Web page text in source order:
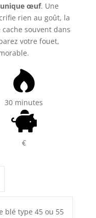
œuf. Une
rien au goût, la
souvent dans
votre fouet,
30 minutes
€
blé type 45 ou 55